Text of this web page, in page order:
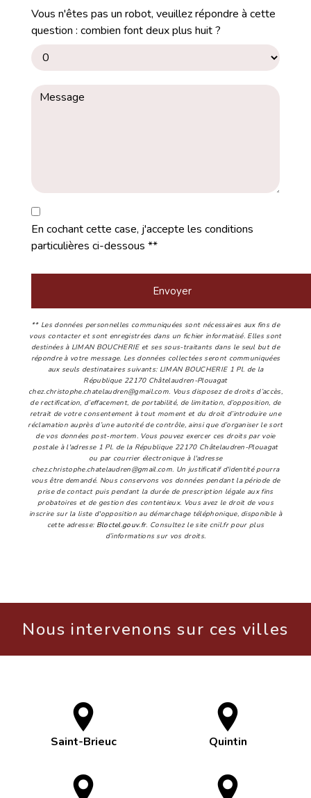
Vous n'êtes pas un robot, veuillez répondre à cette
question : combien font deux plus huit ?
En cochant cette case, j'accepte les conditions
particulières ci-dessous **
Envoyer
** Les données personnelles communiquées sont nécessaires aux fins de
vous contacter et sont enregistrées dans un fichier informatisé. Elles sont
destinées à LIMAN BOUCHERIE et ses sous-traitants dans le seul but de
répondre à votre message. Les données collectées seront communiquées
aux seuls destinataires suivants: LIMAN BOUCHERIE 1 Pl. de la
République 22170 Châtelaudren-Plouagat
chez.christophe.chatelaudren@gmail.com. Vous disposez de droits d’accès,
de rectification, d’effacement, de portabilité, de limitation, d’opposition, de
retrait de votre consentement à tout moment et du droit d’introduire une
réclamation auprès d’une autorité de contrôle, ainsi que d’organiser le sort
de vos données post-mortem. Vous pouvez exercer ces droits par voie
postale à l'adresse 1 Pl. de la République 22170 Châtelaudren-Plouagat
ou par courrier électronique à l'adresse
chez.christophe.chatelaudren@gmail.com. Un justificatif d'identité pourra
vous être demandé. Nous conservons vos données pendant la période de
prise de contact puis pendant la durée de prescription légale aux fins
probatoires et de gestion des contentieux. Vous avez le droit de vous
inscrire sur la liste d'opposition au démarchage téléphonique, disponible à
cette adresse: Bloctel.gouv.fr. Consultez le site cnil.fr pour plus
d’informations sur vos droits.
Nous intervenons sur ces villes
Saint-Brieuc Quintin